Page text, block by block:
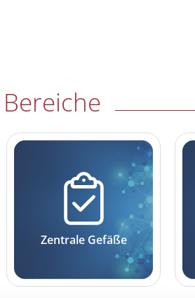
Zentrale Gefäße